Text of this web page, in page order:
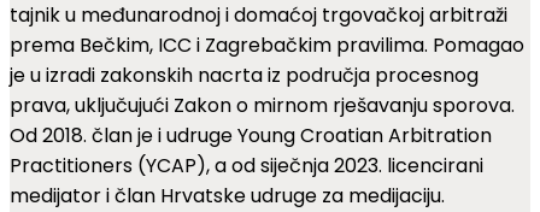
tajnik u međunarodnoj i domaćoj trgovačkoj arbitraži
prema Bečkim, ICC i Zagrebačkim pravilima. Pomagao
je u izradi zakonskih nacrta iz područja procesnog
prava, uključujući Zakon o mirnom rješavanju sporova.
Od 2018. član je i udruge Young Croatian Arbitration
Practitioners (YCAP), a od siječnja 2023. licencirani
medijator i član Hrvatske udruge za medijaciju.